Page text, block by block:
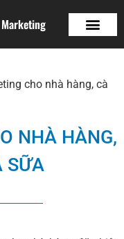
Marketing
cho nhà hàng, cà
NHÀ HÀNG,
SỮA